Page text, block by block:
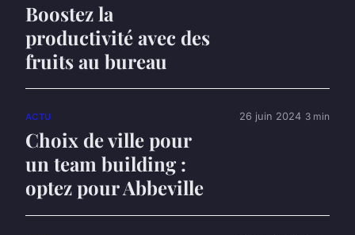
Boostez la
productivité avec des
fruits au bureau
ACTU
Choix de ville pour
un team building :
optez pour Abbeville
26 juin 2024 3 min